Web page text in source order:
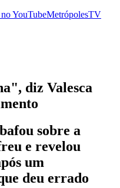
YouTubeMetrópolesTV
diz Valesca
sobre a
e revelou
um
deu errado